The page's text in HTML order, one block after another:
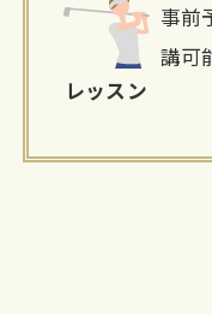
レッスン
事前
講可